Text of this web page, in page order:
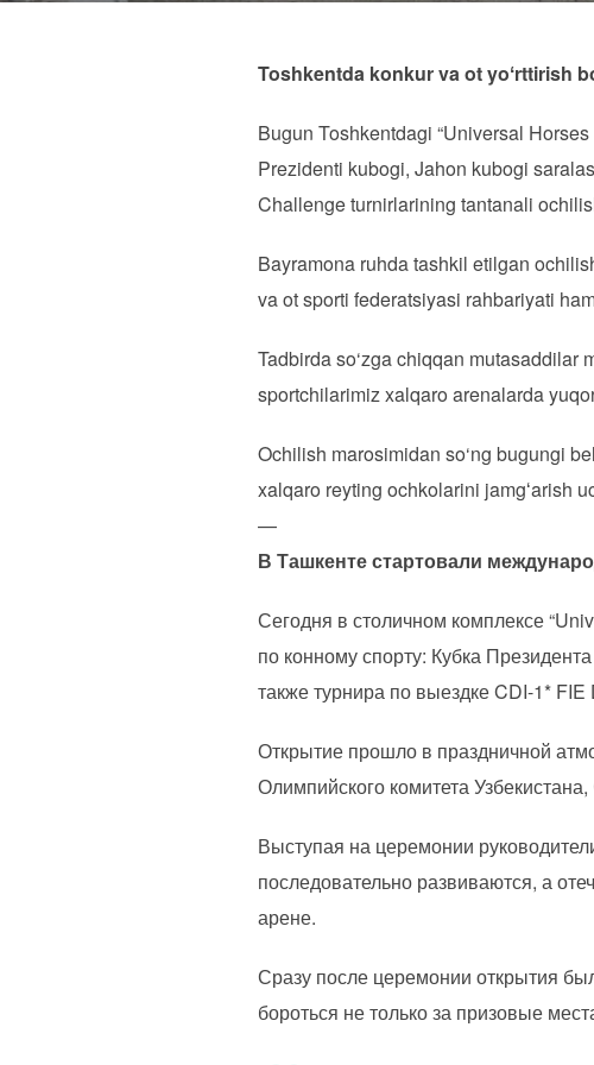
Toshkentda konkur va ot yoʻrttirish
Bugun Toshkentdagi “Universal
Prezidenti kubogi, Jahon kubogi
Challenge turnirlarining tantanali
Bayramona ruhda tashkil etilgan
va ot sporti federatsiyasi rahbariyati
Tadbirda so‘zga chiqqan
sportchilarimiz xalqaro arenalarda
Ochilish marosimidan so‘ng bugungi
xalqaro reyting ochkolarini jamgʻarish
—
В Ташкенте стартовали
Сегодня в столичном комплексе
по конному спорту: Кубка
также турнира по выездке CDI-1*
Открытие прошло в праздничной
Олимпийского комитета
Выступая на церемонии
последовательно развиваются, а
арене.
Сразу после церемонии открытия
бороться не только за призовые